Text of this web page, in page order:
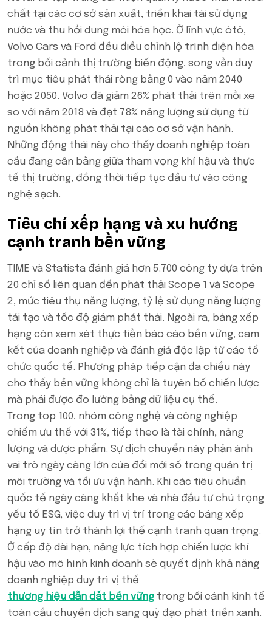
chất tại các cơ sở sản xuất, triển khai tái sử dụng
nước và thu hồi dung môi hóa học. Ở lĩnh vực ôtô,
Volvo Cars và Ford đều điều chỉnh lộ trình điện hóa
trong bối cảnh thị trường biến động, song vẫn duy
trì mục tiêu phát thải ròng bằng 0 vào năm 2040
hoặc 2050. Volvo đã giảm 26% phát thải trên mỗi xe
so với năm 2018 và đạt 78% năng lượng sử dụng từ
nguồn không phát thải tại các cơ sở vận hành.
Những động thái này cho thấy doanh nghiệp toàn
cầu đang cân bằng giữa tham vọng khí hậu và thực
tế thị trường, đồng thời tiếp tục đầu tư vào công
nghệ sạch.
Tiêu chí xếp hạng và xu hướng
cạnh tranh bền vững
TIME và Statista đánh giá hơn 5.700 công ty dựa trên
20 chỉ số liên quan đến phát thải Scope 1 và Scope
2, mức tiêu thụ năng lượng, tỷ lệ sử dụng năng lượng
tái tạo và tốc độ giảm phát thải. Ngoài ra, bảng xếp
hạng còn xem xét thực tiễn báo cáo bền vững, cam
kết của doanh nghiệp và đánh giá độc lập từ các tổ
chức quốc tế. Phương pháp tiếp cận đa chiều này
cho thấy bền vững không chỉ là tuyên bố chiến lược
mà phải được đo lường bằng dữ liệu cụ thể.
Trong top 100, nhóm công nghệ và công nghiệp
chiếm ưu thế với 31%, tiếp theo là tài chính, năng
lượng và dược phẩm. Sự dịch chuyển này phản ánh
vai trò ngày càng lớn của đổi mới số trong quản trị
môi trường và tối ưu vận hành. Khi các tiêu chuẩn
quốc tế ngày càng khắt khe và nhà đầu tư chú trọng
yếu tố ESG, việc duy trì vị trí trong các bảng xếp
hạng uy tín trở thành lợi thế cạnh tranh quan trọng.
Ở cấp độ dài hạn, năng lực tích hợp chiến lược khí
hậu vào mô hình kinh doanh sẽ quyết định khả năng
doanh nghiệp duy trì vị thế
thương hiệu dẫn dắt bền vững trong bối cảnh kinh tế
toàn cầu chuyển dịch sang quỹ đạo phát triển xanh.